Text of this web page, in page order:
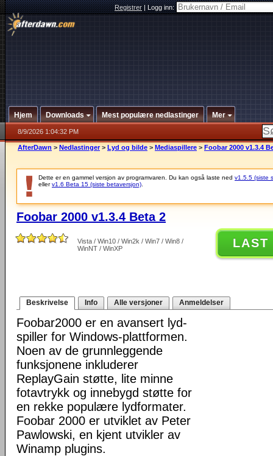
Registrer|Logg inn:
Hjem Downloads Mest populære nedlastinger Mer
8/9/2026 1:04:32 PM
AfterDawn > Nedlastinger > Lyd og bilde > Mediaspillere > Foobar 2000 v1.3.4
Dette er en gammel versjon av programvaren. Du kan også laste ned v1.5.5 (siste
ellerv1.6 Beta 15 (siste betaversjon)
Foobar 2000 v1.3.4 Beta 2
Vista / Win10 / Win2k / Win7 / Win8 /
WinNT / WinXP
LAST
Beskrivelse Info Alle versjoner Anmeldelser
Foobar2000 er en avansert lyd-
spiller for Windows-plattformen.
Noen av de grunnleggende
funksjonene inkluderer
ReplayGain støtte, lite minne
fotavtrykk og innebygd støtte for
en rekke populære lydformater.
Foobar 2000 er utviklet av Peter
Pawlowski, en kjent utvikler av
Winamp plugins.